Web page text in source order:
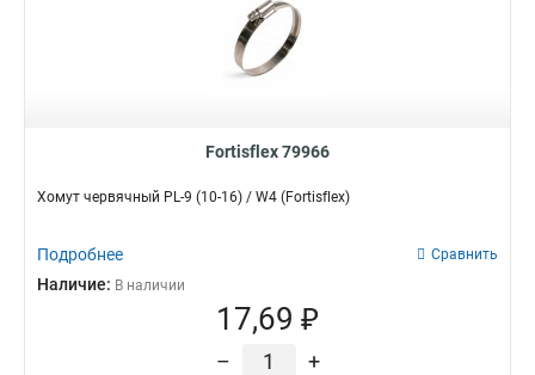
Fortisflex 79966
Хомут червячный PL-9 (10-16) / W4 (Fortisflex)
Подробнее Сравнить
Наличие: В наличии
17,69 ₽
– +